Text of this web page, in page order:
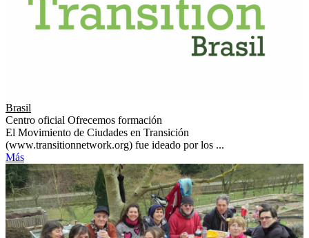
Brasil
Centro oficial Ofrecemos formación
El Movimiento de Ciudades en Transición
(www.transitionnetwork.org) fue ideado por los ...
Más